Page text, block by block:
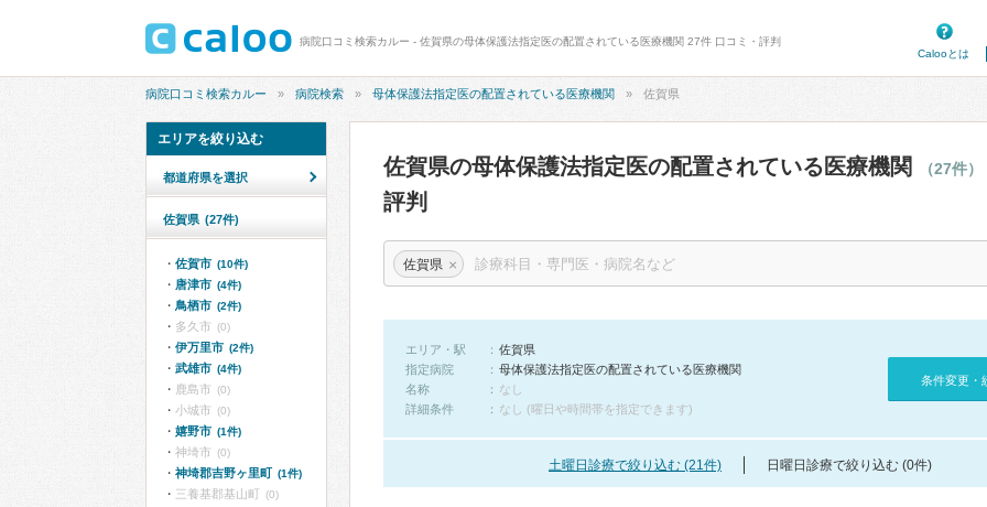
病院口コミ検索カルー - 佐賀県の母体保護法指定医の配置されている医療機関 27件 口コミ・評判
Calooとは
病院口コミ検索カルー 病院検索 母体保護法指定医の配置されている医療機関 佐賀県
佐賀県の母体保護法指定医の配置されている医療機関 （27件）
評判
佐賀県 ×
エリア・駅
佐賀県
指定病院
母体保護法指定医の配置されている医療機関
名称
なし
詳細条件
なし (曜日や時間帯を指定できます)
条件変更・
土曜日診療で絞り込む (21件) 日曜日診療で絞り込む (0件)
エリアを絞り込む
都道府県を選択
佐賀県 (27件)
佐賀市 (10件)
唐津市 (4件)
鳥栖市 (2件)
多久市 (0)
伊万里市 (2件)
武雄市 (4件)
鹿島市 (0)
小城市 (0)
嬉野市 (1件)
神埼市 (0)
神埼郡吉野ヶ里町 (1件)
三養基郡基山町 (0)